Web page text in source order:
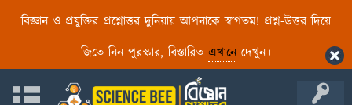
বিজ্ঞান ও প্রযুক্তির প্রশ্নোত্তর দুনিয়ায় আপনাকে স্বাগতম! প্রশ্ন-উত্তর দিয়ে
জিতে নিন পুরস্কার, বিস্তারিত এখানেদেখুন।